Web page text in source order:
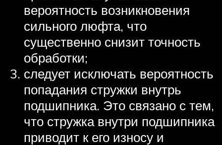
вероятность возникновения
сильного люфта, что
существенно снизит точность
обработки;
следует исключать вероятность
попадания стружки внутрь
подшипника. Это связано с тем,
что стружка внутри подшипника
приводит к его износу и